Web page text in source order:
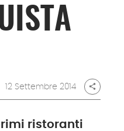
12 Settembre 2014 share
ristoranti